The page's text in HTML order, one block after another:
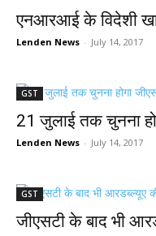
एनआरआई के विदेशी
Lenden News - July 14, 2017
GST
21 जुलाई तक चुनना
Lenden News - July 14, 2017
GST
जीएसटी के बाद भी